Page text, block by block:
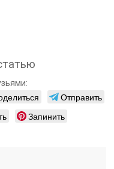
Отправить
Запинить